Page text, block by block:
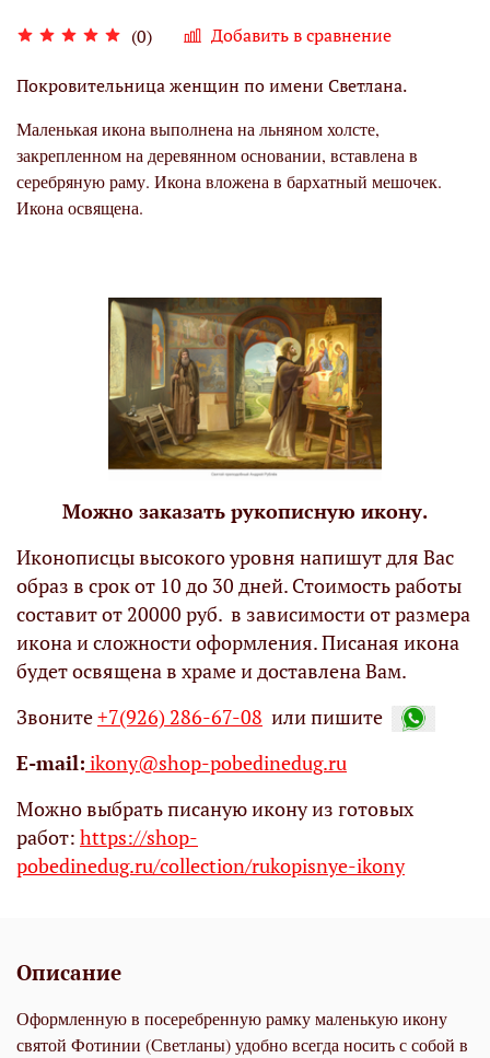
(0) Добавить в сравнение
Покровительница женщин по имени Светлана.
Маленькая икона выполнена на льняном холсте,
закрепленном на деревянном основании, вставлена в
серебряную раму. Икона вложена в бархатный мешочек.
Икона освящена.
Можно заказать рукописную икону.
Иконописцы высокого уровня напишут для Вас
образ в срок от 10 до 30 дней. Стоимость работы
составит от 20000 руб. в зависимости от размера
икона и сложности оформления. Писаная икона
будет освящена в храме и доставлена Вам.
Звоните+7(926) 286-67-08 или пишите
Е-mail: ikony@shop-pobedinedug.ru
Можно выбрать писаную икону из готовых
работ: https://shop-
pobedinedug.ru/collection/rukopisnye-ikony
Описание
Оформленную в посеребренную рамку маленькую икону
святой Фотинии (Светланы) удобно всегда носить с собой в